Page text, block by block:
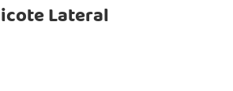
Lateral